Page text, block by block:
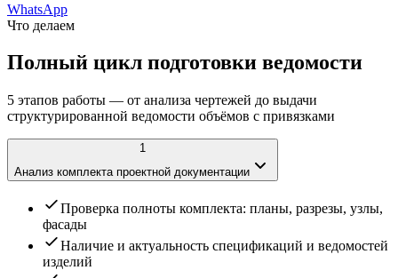
WhatsApp
Что делаем
Полный цикл подготовки ведомости
5 этапов работы — от анализа чертежей до выдачи
структурированной ведомости объёмов с привязками
1
Анализ комплекта проектной документации
Проверка полноты комплекта: планы, разрезы, узлы,
фасады
Наличие и актуальность спецификаций и ведомостей
изделий